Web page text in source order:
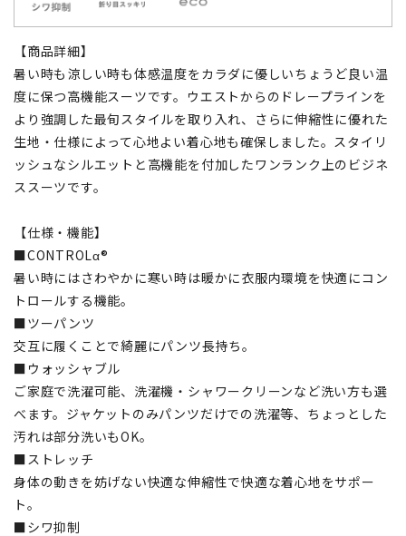
【商品詳細】
暑い時も涼しい時も体感温度をカラダに優しいちょうど良い温
度に保つ高機能スーツです。ウエストからのドレープラインを
より強調した最旬スタイルを取り入れ、さらに伸縮性に優れた
生地・仕様によって心地よい着心地も確保しました。スタイリ
ッシュなシルエットと高機能を付加したワンランク上のビジネ
ススーツです。
【仕様・機能】
■CONTROLα®
暑い時にはさわやかに寒い時は暖かに衣服内環境を快適にコン
トロールする機能。
■ツーパンツ
交互に履くことで綺麗にパンツ長持ち。
■ウォッシャブル
ご家庭で洗濯可能、洗濯機・シャワークリーンなど洗い方も選
べます。ジャケットのみパンツだけでの洗濯等、ちょっとした
汚れは部分洗いもOK。
■ストレッチ
身体の動きを妨げない快適な伸縮性で快適な着心地をサポー
ト。
■シワ抑制